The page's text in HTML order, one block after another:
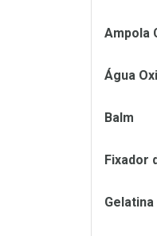
Ampola
Água
Balm
Fixador